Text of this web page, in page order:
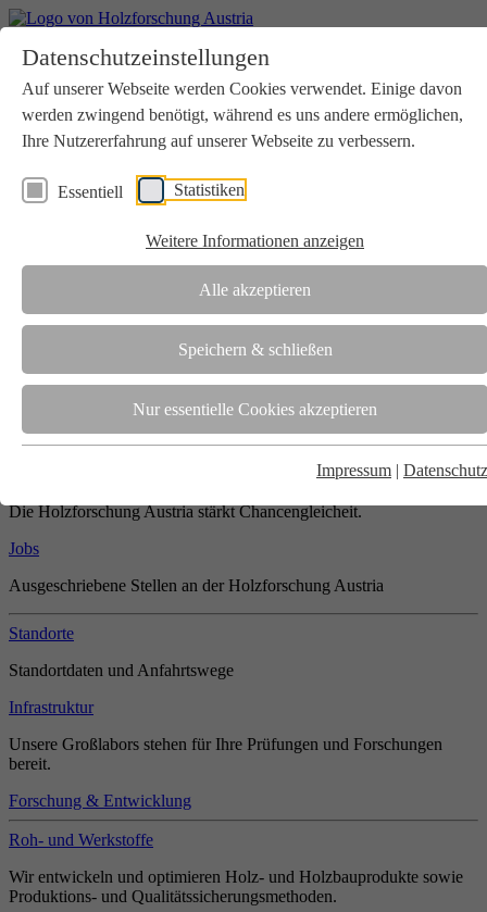
Datenschutzeinstellungen
Auf unserer Webseite werden Cookies verwendet. Einige davon
werden zwingend benötigt, während es uns andere ermöglichen,
Ihre Nutzererfahrung auf unserer Webseite zu verbessern.
Essentiell Statistiken
Weitere Informationen anzeigen
Alle akzeptieren
Speichern & schließen
Nur essentielle Cookies akzeptieren
Impressum | Datenschutz
Aktuelles
Downloads
Kontakt
Login
Verein
Wir unterstützen die Interessen der Holzbranche in enger
Zusammenarbeit mit Wissenschaft und Wirtschaft.
Die Holzforschung Austria ist akkreditierte Prüf-, Inspektions- und
Team
Unsere gesamte Kompetenz ist in unseren Mitarbeiter:innen
gebündelt
Die Holzforschung Austria stärkt Chancengleicheit.
Jobs
Ausgeschriebene Stellen an der Holzforschung Austria
Standorte
Standortdaten und Anfahrtswege
Infrastruktur
Unsere Großlabors stehen für Ihre Prüfungen und Forschungen
bereit.
Forschung & Entwicklung
Roh- und Werkstoffe
Wir entwickeln und optimieren Holz- und Holzbauprodukte sowie
Produktions- und Qualitätssicherungsmethoden.